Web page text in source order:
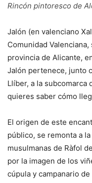
Rincón pintoresco de
Jalón (en valenciano
Comunidad
provincia de Alicante,
Jalón pertenece, junto
Llíber, a la subcomarca
quieres saber cómo
El origen de este
público, se remonta a
musulmanas de Ràfol
por la imagen de los
cúpula y campanario